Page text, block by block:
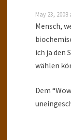
May 23, 2008
Mensch,
ich ja den
wählen
Dem